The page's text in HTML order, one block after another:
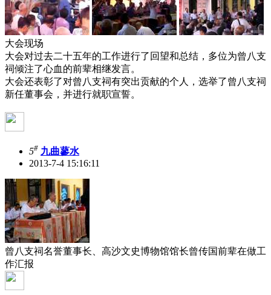
大会现场
大会对过去二十五年的工作进行了回望和总结，多位为曾八支
祠倾注了心血的前辈相继发言。
大会还表彰了对曾八支祠有突出贡献的个人，选举了曾八支祠
新任董事会，并进行就职宣誓。
5# 九曲蓼水
2013-7-4 15:16:11
曾八支祠名誉董事长、高沙文史博物馆馆长曾传国前辈在做工
作汇报